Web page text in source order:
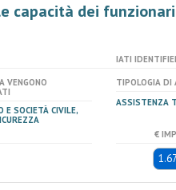
capacità dei
IATI
VENGONO
E SOCIETÀ CIVILE,
TIPOLOGIA DI
ASSISTENZA
€